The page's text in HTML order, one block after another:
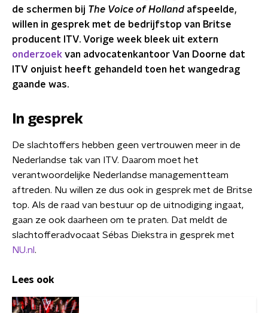
de schermen bij The Voice of Holland afspeelde,
willen in gesprek met de bedrijfstop van Britse
producent ITV. Vorige week bleek uit extern
onderzoek van advocatenkantoor Van Doorne dat
ITV onjuist heeft gehandeld toen het wangedrag
gaande was.
In gesprek
De slachtoffers hebben geen vertrouwen meer in de
Nederlandse tak van ITV. Daarom moet het
verantwoordelijke Nederlandse managementteam
aftreden. Nu willen ze dus ook in gesprek met de Britse
top. Als de raad van bestuur op de uitnodiging ingaat,
gaan ze ook daarheen om te praten. Dat meldt de
slachtofferadvocaat Sébas Diekstra in gesprek met
NU.nl .
Lees ook